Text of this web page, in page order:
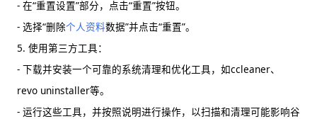
- 在“重置设置”部分，点击“重置”按钮。
- 选择“删除个人资料数据”并点击“重置”。
5. 使用第三方工具：
- 下载并安装一个可靠的系统清理和优化工具，如ccleaner、
revo uninstaller等。
- 运行这些工具，并按照说明进行操作，以扫描和清理可能影响谷